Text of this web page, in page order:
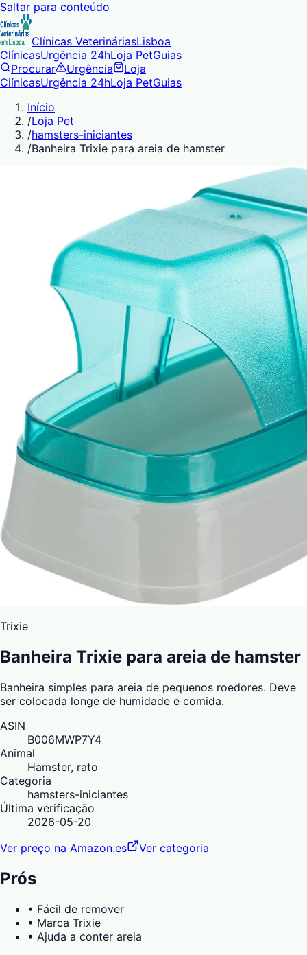
Saltar para conteúdo
Clínicas VeterináriasLisboa
ClínicasUrgência 24hLoja PetGuias
Procurar
Urgência
Loja
ClínicasUrgência 24hLoja PetGuias
Início
/Loja Pet
/hamsters-iniciantes
/Banheira Trixie para areia de hamster
Trixie
Banheira Trixie para areia de hamster
Banheira simples para areia de pequenos roedores. Deve
ser colocada longe de humidade e comida.
ASIN
B006MWP7Y4
Animal
Hamster, rato
Categoria
hamsters-iniciantes
Última verificação
2026-05-20
Ver preço na Amazon.es
Ver categoria
Prós
• Fácil de remover
• Marca Trixie
• Ajuda a conter areia